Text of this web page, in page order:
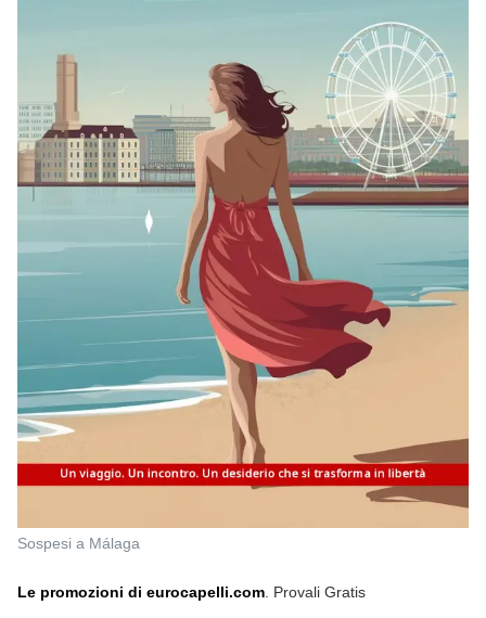
Sospesi a Málaga
Le promozioni di eurocapelli.com . Provali Gratis